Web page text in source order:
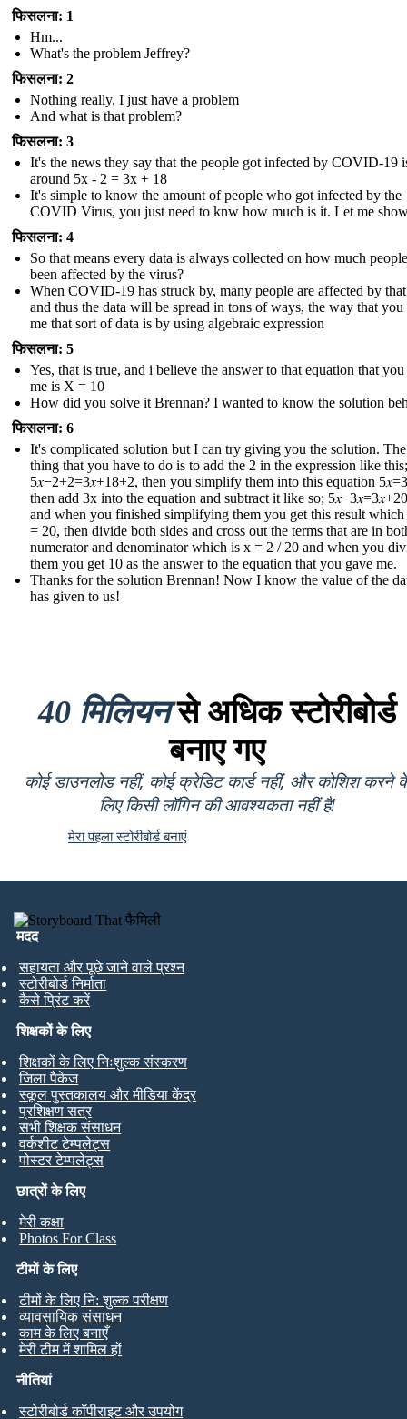
फिसलना: 1
Hm...
What's the problem Jeffrey?
फिसलना: 2
Nothing really, I just have a problem
And what is that problem?
फिसलना: 3
It's the news they say that the people got infected by COVID-19
around 5x - 2 = 3x + 18
It's simple to know the amount of people who got infected by the
COVID Virus, you just need to knw how much is it. Let me
फिसलना: 4
So that means every data is always collected on how much
been affected by the virus?
When COVID-19 has struck by, many people are affected by
and thus the data will be spread in tons of ways, the way that you
me that sort of data is by using algebraic expression
फिसलना: 5
Yes, that is true, and i believe the answer to that equation that you
me is X = 10
How did you solve it Brennan? I wanted to know the solution
फिसलना: 6
It's complicated solution but I can try giving you the solution.
thing that you have to do is to add the 2 in the expression like this;
5𝑥−2+2=3𝑥+18+2 , then you simplify them into this equation
then add 3x into the equation and subtract it like so;
and when you finished simplifying them you get this result which
= 20, then divide both sides and cross out the terms that are in
numerator and denominator which is x = 2 / 20 and when you
them you get 10 as the answer to the equation that you gave me.
Thanks for the solution Brennan! Now I know the value of the
has given to us !
40 मिलियनसे अधिक स्टोरीबोर्ड
बनाए गए
कोई डाउनलोड नहीं, कोई क्रेडिट कार्ड नहीं, और कोशिश करने
लिए किसी लॉगिन की आवश्यकता नहीं है!
मेरा पहला स्टोरीबोर्ड बनाएं
मदद
सहायता और पूछे जाने वाले प्रश्न
स्टोरीबोर्ड निर्माता
कैसे प्रिंट करें
छात्रों के लिए
मेरी कक्षा
Photos For Class
शिक्षकों के लिए
शिक्षकों के लिए निःशुल्क संस्करण
जिला पैकेज
स्कूल पुस्तकालय और मीडिया केंद्र
प्रशिक्षण सत्र
सभी शिक्षक संसाधन
वर्कशीट टेम्पलेट्स
पोस्टर टेम्पलेट्स
टीमों के लिए
टीमों के लिए नि: शुल्क परीक्षण
व्यावसायिक संसाधन
काम के लिए बनाएँ
मेरी टीम में शामिल हों
नीतियां
स्टोरीबोर्ड कॉपीराइट और उपयोग